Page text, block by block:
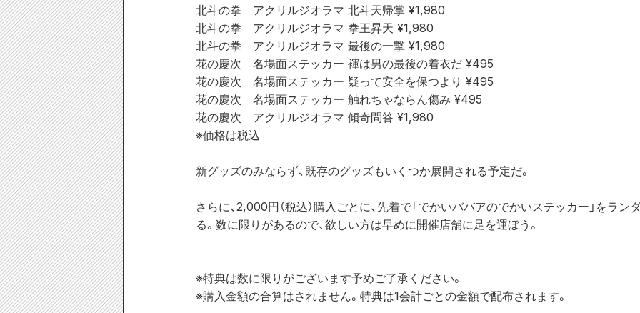
北斗の拳　アクリルジオラマ 北斗天帰掌 ¥1,980
北斗の拳　アクリルジオラマ 拳王昇天 ¥1,980
北斗の拳　アクリルジオラマ 最後の一撃 ¥1,980
花の慶次　名場面ステッカー 褌は男の最後の着衣だ ¥495
花の慶次　名場面ステッカー 疑って安全を保つより ¥495
花の慶次　名場面ステッカー 触れちゃならん傷み ¥495
花の慶次　アクリルジオラマ 傾奇問答 ¥1,980
※価格は税込
新グッズのみならず、既存のグッズもいくつか展開される予定だ。
さらに、2,000円（税込）購入ごとに、先着で「でかいババアのでかいステッカー」をラ
る。数に限りがあるので、欲しい方は早めに開催店舗に足を運ぼう。
※特典は数に限りがございます予めご了承ください。
※購入金額の合算はされません。特典は1会計ごとの金額で配布されます。